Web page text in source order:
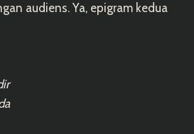
audiens. Ya, epigram kedua